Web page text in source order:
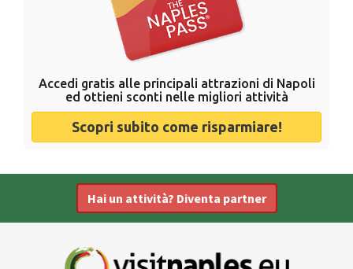
Accedi gratis alle principali attrazioni di Napoli
ed ottieni sconti nelle migliori attività
Scopri subito come risparmiare!
Hai un attività? Diventa partner